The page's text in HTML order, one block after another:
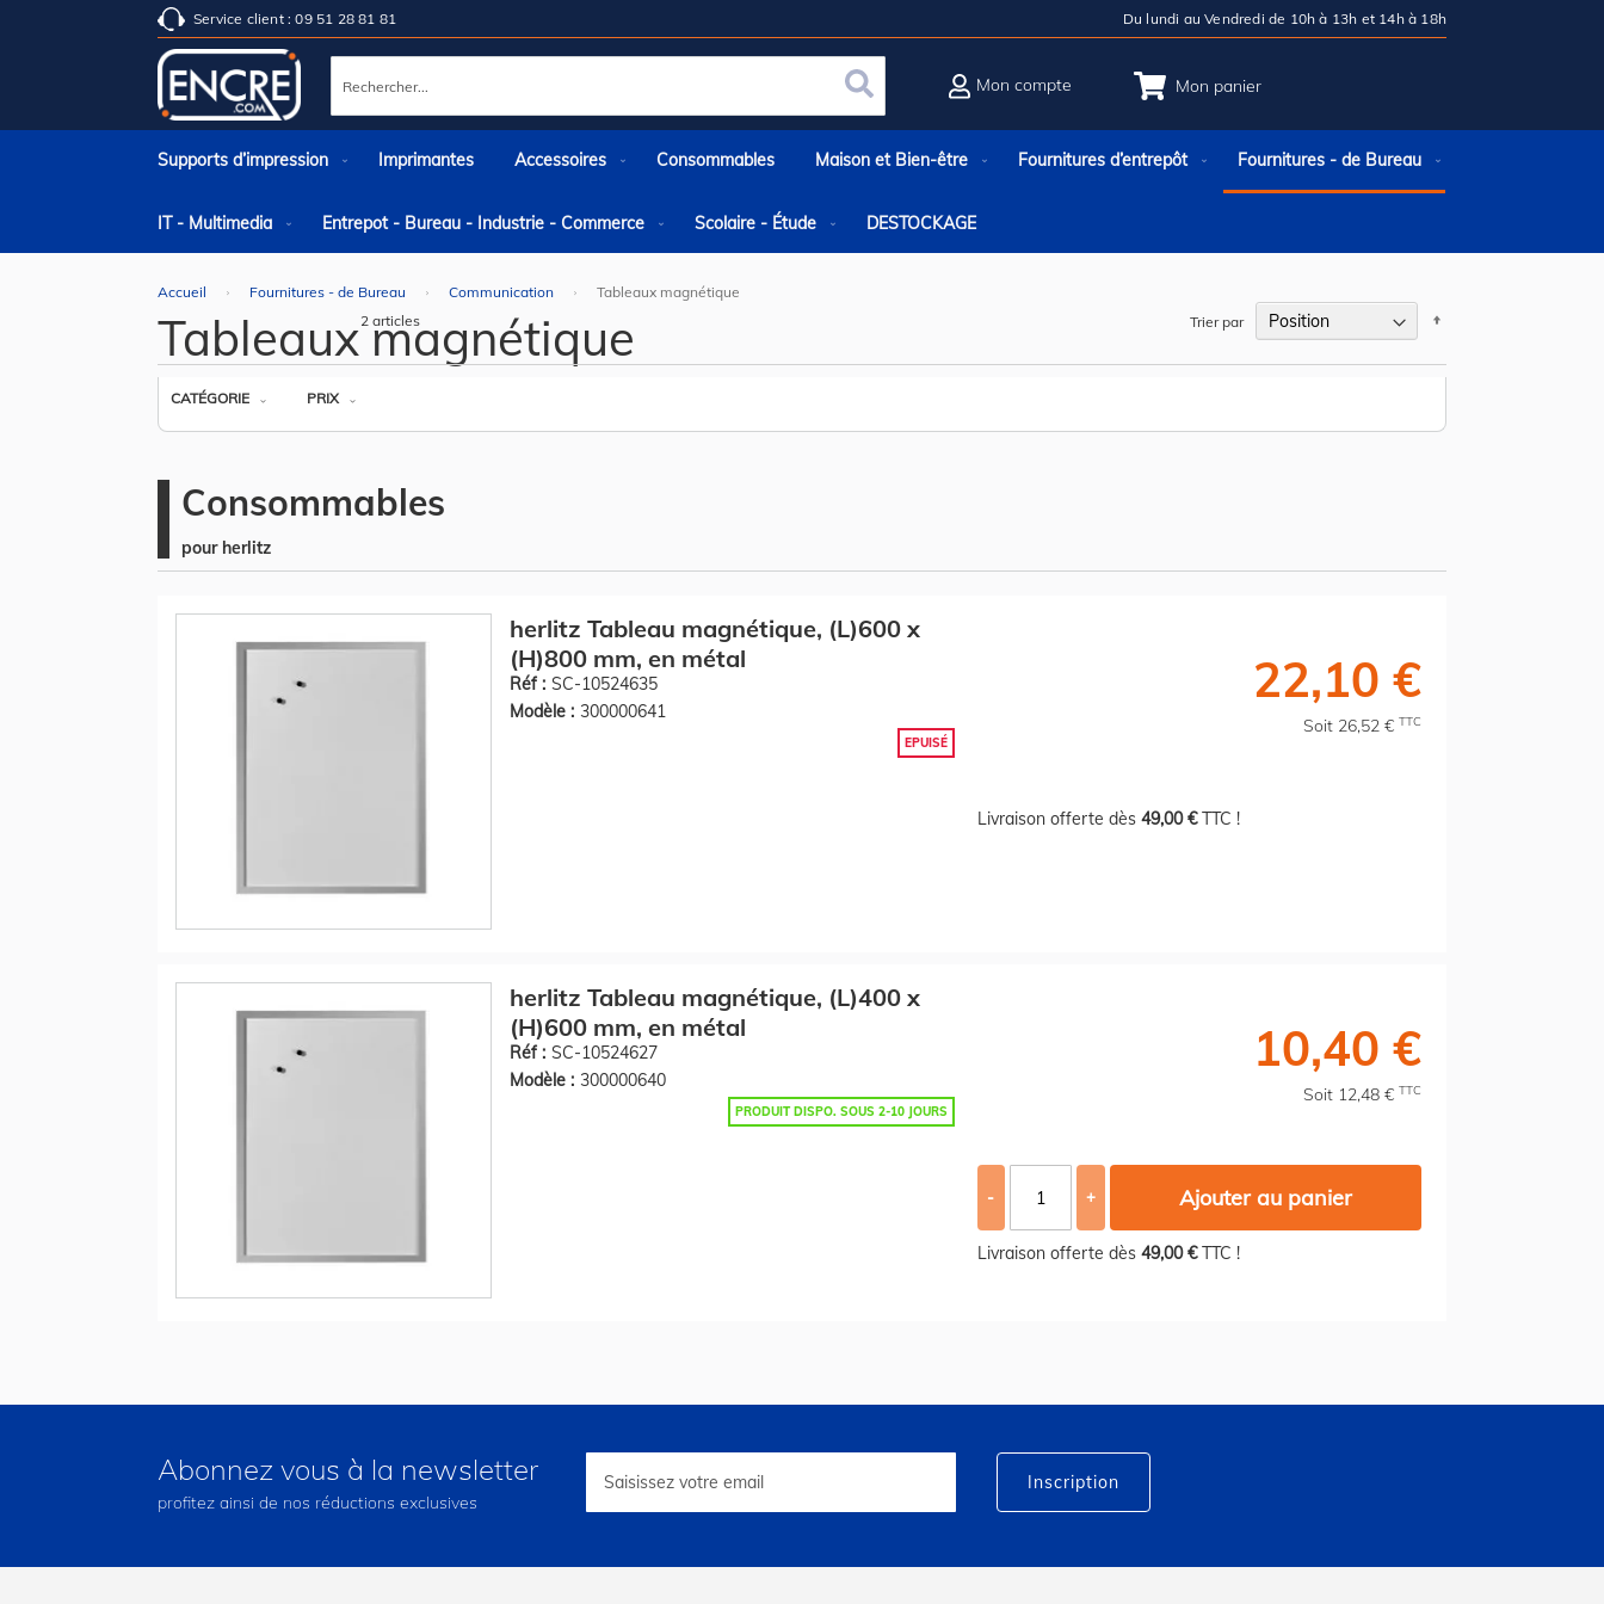
Service client : 09 51 28 81 81 Du lundi au Vendredi de 10h à 13h et 14h à 18h
Mon panier
Rechercher Rechercher
Mon compte
Supports d’impression Imprimantes Accessoires Consommables Maison et Bien-être Fournitures d’entrepôt Fournitures - de Bureau
IT - Multimedia Entrepot - Bureau - Industrie - Commerce Scolaire - Étude DESTOCKAGE
Accueil Fournitures - de Bureau Communication Tableaux magnétique
Tableaux magnétique
CATÉGORIE PRIX
2 articles Trier par
Consommables
pour herlitz
herlitz Tableau magnétique, (L)600 x
(H)800 mm, en métal
Réf : SC-10524635
Modèle : 300000641
EPUISÉ
22,10 €
Soit 26,52 € TTC
Livraison offerte dès 49,00 €TTC !
herlitz Tableau magnétique, (L)400 x
(H)600 mm, en métal
Réf : SC-10524627
Modèle : 300000640
PRODUIT DISPO. SOUS 2-10 JOURS
10,40 €
Soit 12,48 € TTC
- + Ajouter au panier
Livraison offerte dès 49,00 €TTC !
Abonnez vous à la newsletter
profitez ainsi de nos réductions exclusives
lettre
Inscription